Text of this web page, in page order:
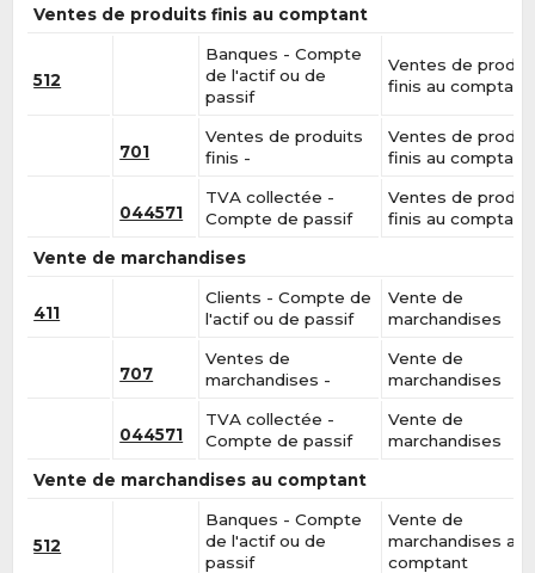
Ventes de produits finis au comptant
512
Banques - Compte
de l'actif ou de
passif
Ventes de
finis au comptant
701
Ventes de produits
finis -
Ventes de
finis au comptant
044571
TVA collectée -
Compte de passif
Ventes de
finis au comptant
Vente de marchandises
411
Clients - Compte de
l'actif ou de passif
Vente de
marchandises
707
Ventes de
marchandises -
Vente de
marchandises
044571
TVA collectée -
Compte de passif
Vente de
marchandises
Vente de marchandises au comptant
512
Banques - Compte
de l'actif ou de
passif
Vente de
marchandises au
comptant